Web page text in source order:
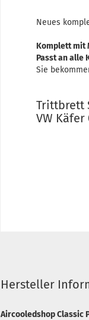
Neues
Komplett mit
Passt an alle
Sie
Trittbrett
VW Käfer
Hersteller
Aircooledshop Classic